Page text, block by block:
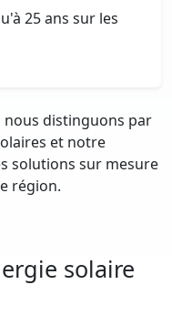
25 ans sur les
nous distinguons par
et notre
solutions sur mesure
région.
solaire